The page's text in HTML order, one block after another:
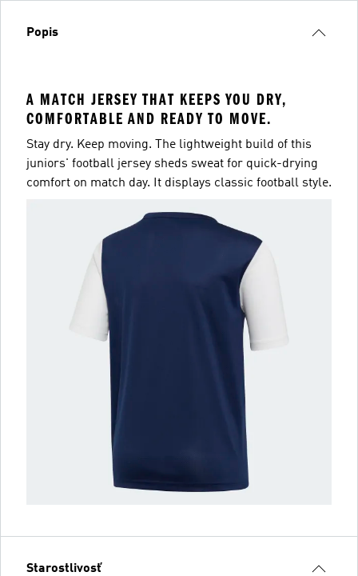
Popis
A MATCH JERSEY THAT KEEPS YOU DRY,
COMFORTABLE AND READY TO MOVE.
Stay dry. Keep moving. The lightweight build of this
juniors' football jersey sheds sweat for quick-drying
comfort on match day. It displays classic football style.
Starostlivosť